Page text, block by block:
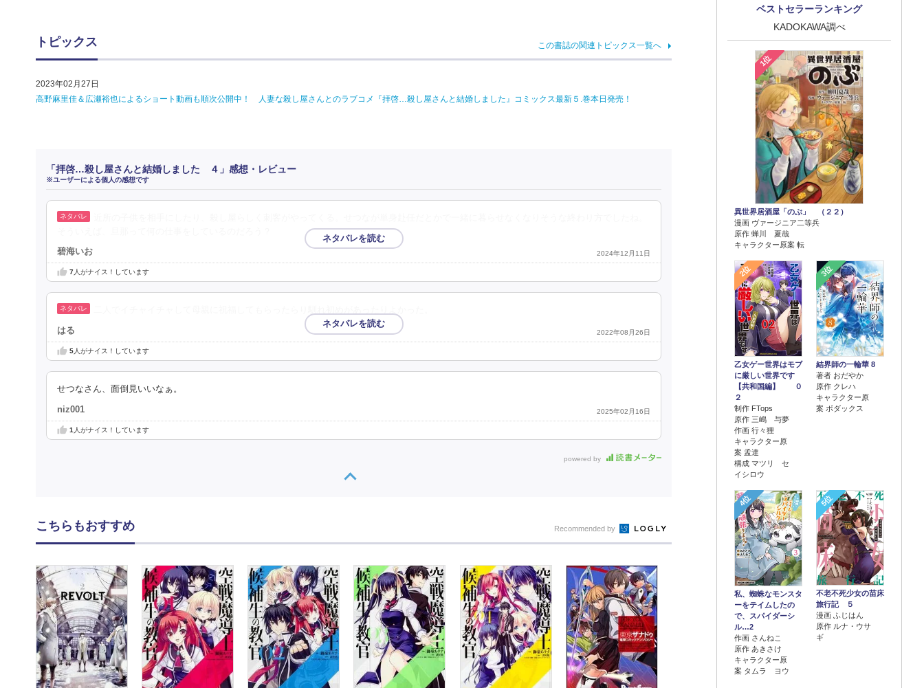
トピックス この書誌の関連トピックス一覧へ
2023年02月27日
高野麻里佳＆広瀬裕也によるショート動画も順次公開中！ 人妻な殺し屋さんとのラブコメ『拝啓…殺し屋さんと結婚しました』コミックス最新５.巻本日発売！
「拝啓…殺し屋さんと結婚しました ４」感想・レビュー
※ユーザーによる個人の感想です
碧海いお 2024年12月11日
7人がナイス！しています
はる 2022年08月26日
5人がナイス！しています
せつなさん、面倒見いいなぁ。
niz001 2025年02月16日
1 人がナイス！しています
powered by
ベストセラーランキング
KADOKAWA調べ
1位
異世界居酒屋「のぶ」 （２２）
漫画 ヴァージニア二等兵
原作 蝉川 夏哉
キャラクター原案 転
2位
乙女ゲー世界はモブ
に厳しい世界です
【共和国編】 ０
２
制作 FTops
原作 三嶋 与夢
作画 行々狸
キャラクター原
案 孟達
構成 マツリ セ
イシロウ
3位
結界師の一輪華 8
著者 おだやか
原作 クレハ
キャラクター原
案 ボダックス
4位
私、蜘蛛なモンスタ
ーをテイムしたの
で、スパイダーシ
ル…2
作画 さんねこ
原作 あきさけ
キャラクター原
案 タムラ ヨウ
5位
不老不死少女の苗床
旅行記 ５
漫画 ふじはん
原作 ルナ・ウサ
ギ
こちらもおすすめ Recommended by